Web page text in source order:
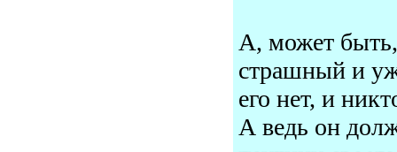
А, может
страшный и
его нет, и
А ведь он